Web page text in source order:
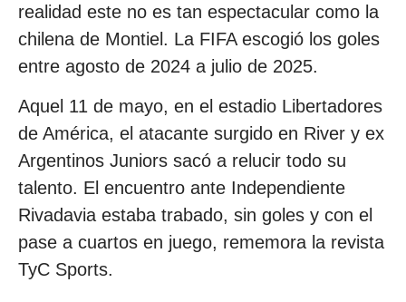
realidad este no es tan espectacular como la
chilena de Montiel. La FIFA escogió los goles
entre agosto de 2024 a julio de 2025.
Aquel 11 de mayo, en el estadio Libertadores
de América, el atacante surgido en River y ex
Argentinos Juniors sacó a relucir todo su
talento. El encuentro ante Independiente
Rivadavia estaba trabado, sin goles y con el
pase a cuartos en juego, rememora la revista
TyC Sports.